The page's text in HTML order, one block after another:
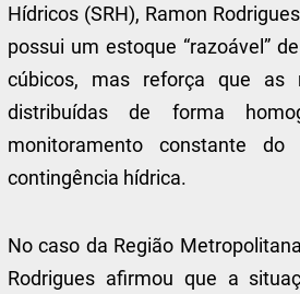
Hídricos (SRH), Ramon
possui um estoque “razoável”
cúbicos, mas reforça que as
distribuídas de forma
monitoramento constante
contingência hídrica.
No caso da Região
Rodrigues afirmou que a